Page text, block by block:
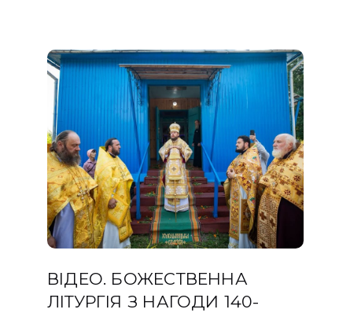
ВІДЕО. БОЖЕСТВЕННА
ЛІТУРГІЯ З НАГОДИ 140-